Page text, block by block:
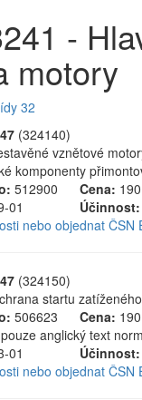
-
motory
32
(324140)
vznětové
komponenty
512900 Cena:
01 Účinnost:
nebo objednat ČSN
(324150)
startu
506623 Cena:
anglický text
01 Účinnost:
nebo objednat ČSN